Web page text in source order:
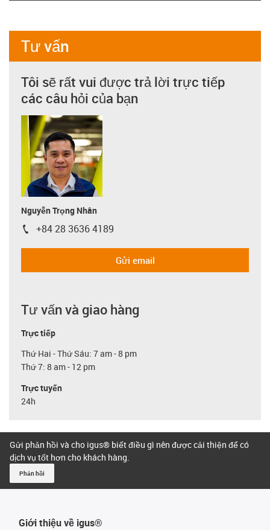
Tư vấn
Tôi sẽ rất vui được trả lời trực tiếp
các câu hỏi của bạn
Nguyễn Trọng Nhân
igus-icon-phone
+84 28 3636 4189
Gửi email
Tư vấn và giao hàng
Trực tiếp
Thứ Hai - Thứ Sáu: 7 am - 8 pm
Thứ 7: 8 am - 12 pm
Trực tuyến
24h
Gửi phản hồi và cho igus® biết điều gì nên được cải thiện để có
dịch vụ tốt hơn cho khách hàng.
Phản hồi
Giới thiệu về igus®